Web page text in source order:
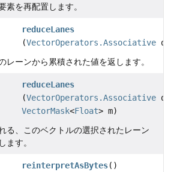
素を再配置します。
reduceLanes
(VectorOperators.Associative
レーンから累積された値を返します。
reduceLanes
(VectorOperators.Associative
VectorMask<Float> m)
る、このベクトルの選択されたレーン
ます。
reinterpretAsBytes()